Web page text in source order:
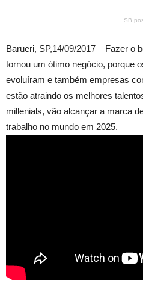
SB
Barueri, SP,14/09/2017 – Fazer o
tornou um ótimo negócio, porque
evoluíram e também empresas
estão atraindo os melhores
millenials, vão alcançar a marca
trabalho no mundo em 2025.